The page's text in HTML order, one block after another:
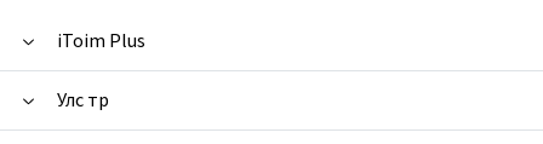
iToim Plus
Улс төр